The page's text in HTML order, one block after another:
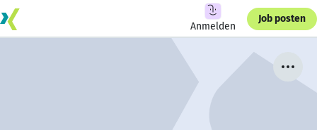
Anmelden
Job posten